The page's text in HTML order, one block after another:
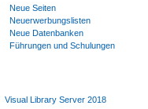
Neue Seiten
Neuerwerbungslisten
Neue Datenbanken
Führungen und Schulungen
Visual Library Server 2018